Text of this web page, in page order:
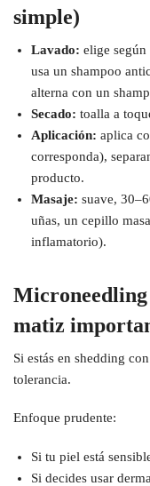
simple)
Lavado: elige
usa un shampoo
alterna con un
Secado: toalla a
Aplicación: aplica
corresponda),
producto.
Masaje: suave,
uñas, un cepillo
inflamatorio).
matiz
Si estás en shedding
tolerancia.
Enfoque prudente:
Si tu piel está
Si decides usar